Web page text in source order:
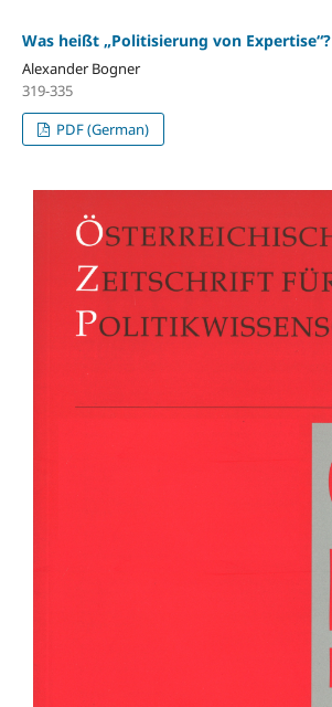
Was heißt „Politisierung von Expertise“?
Alexander Bogner
319-335
PDF (German)